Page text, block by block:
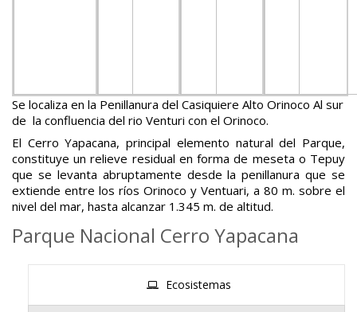
Se localiza en la Penillanura del Casiquiere Alto Orinoco Al sur
de la confluencia del rio Venturi con el Orinoco.
El Cerro Yapacana, principal elemento natural del Parque,
constituye un relieve residual en forma de meseta o Tepuy
que se levanta abruptamente desde la penillanura que se
extiende entre los ríos Orinoco y Ventuari, a 80 m. sobre el
nivel del mar, hasta alcanzar 1.345 m. de altitud.
Parque Nacional Cerro Yapacana
Ecosistemas